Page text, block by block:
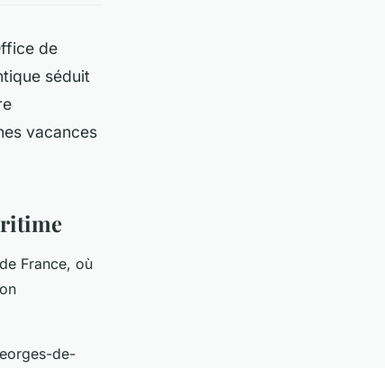
de
séduit
vacances
de France, où
de-